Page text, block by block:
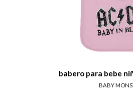
babero para bebe
BABY